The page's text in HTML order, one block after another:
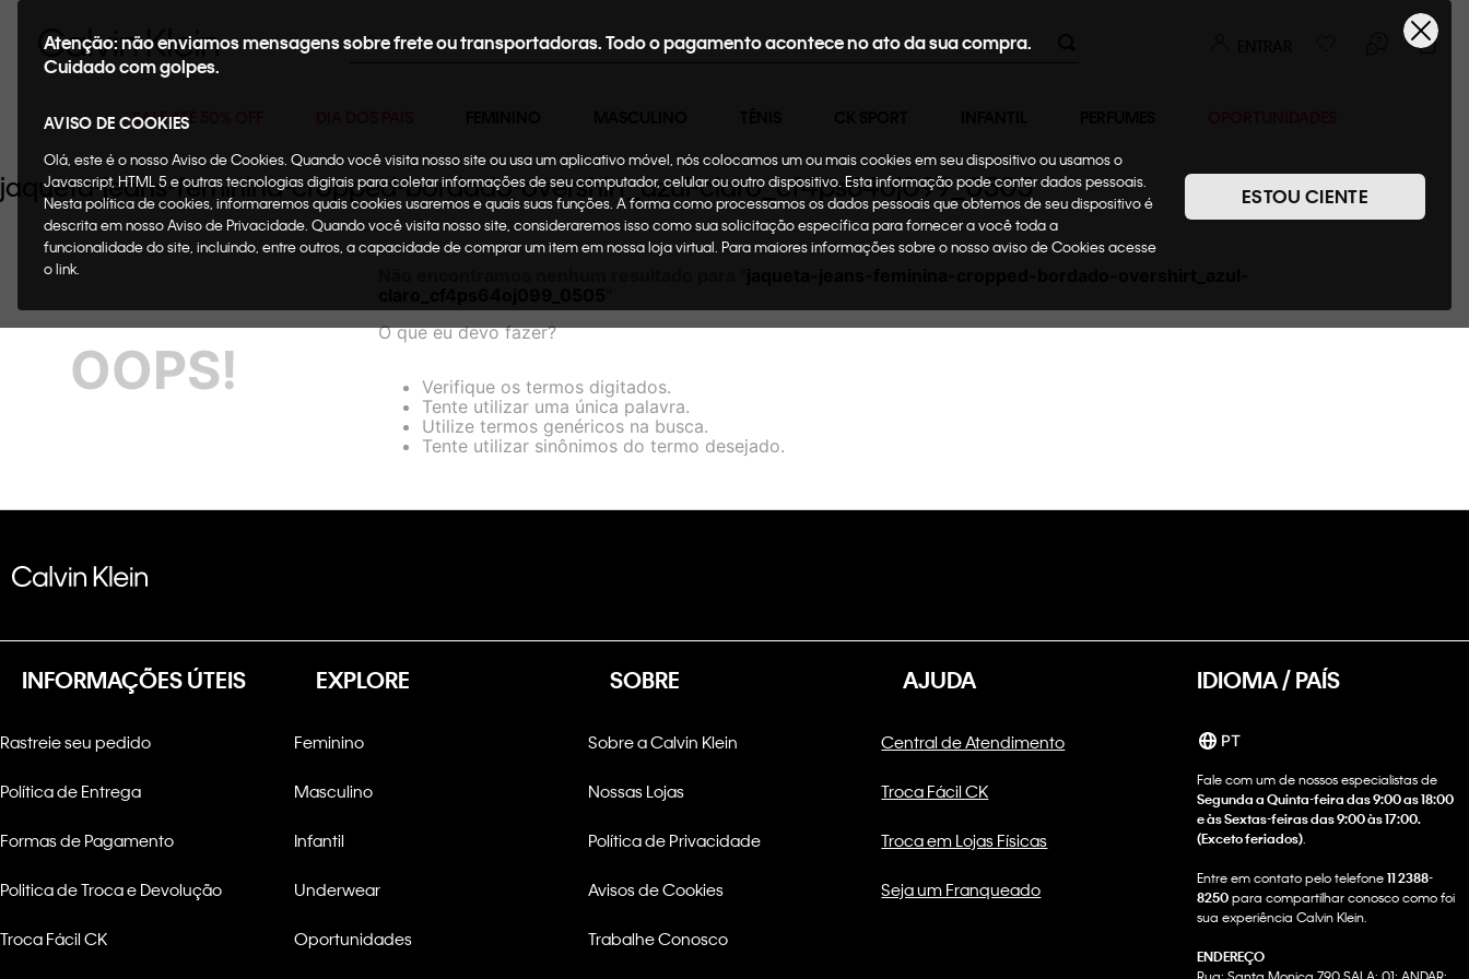
Buscar
SALE ATÉ 50% OFF
Atenção: não enviamos mensagens sobre frete ou transportadoras. Todo o pagamento acontece no ato da sua compra.
Cuidado com golpes.
AVISO DE COOKIES
Olá, este é o nosso Aviso de Cookies. Quando você visita nosso site ou usa um aplicativo móvel, nós colocamos um ou mais cookies em seu dispositivo ou usamos o
Javascript, HTML 5 e outras tecnologias digitais para coletar informações de seu computador, celular ou outro dispositivo. Esta informação pode conter dados pessoais.
Nesta política de cookies, informaremos quais cookies usaremos e quais suas funções. A forma como processamos os dados pessoais que obtemos de seu dispositivo é
descrita em nosso Aviso de Privacidade. Quando você visita nosso site, consideraremos isso como sua solicitação específica para fornecer a você toda a
funcionalidade do site, incluindo, entre outros, a capacidade de comprar um item em nossa loja virtual. Para maiores informações sobre o nosso aviso de Cookies acesse
o link.
ESTOU CIENTE
jaqueta-jeans-feminina-cropped-bordado-overshirt_azul-claro_cf4ps64oj099_0505
OOPS!
O que eu devo fazer?
Verifique os termos digitados.
Tente utilizar uma única palavra.
Utilize termos genéricos na busca.
Tente utilizar sinônimos do termo desejado.
INFORMAÇÕES ÚTEIS
Rastreie seu pedido
Política de Entrega
Formas de Pagamento
Politica de Troca e Devolução
Troca Fácil CK
EXPLORE
Feminino
Masculino
Infantil
Underwear
Oportunidades
SOBRE
Sobre a Calvin Klein
Nossas Lojas
Política de Privacidade
Avisos de Cookies
Trabalhe Conosco
AJUDA
Central de Atendimento
Troca Fácil CK
Troca em Lojas Físicas
Seja um Franqueado
IDIOMA / PAÍS
PT
Fale com um de nossos especialistas de
Segunda a Quinta-feira das 9:00 as 18:00
e às Sextas-feiras das 9:00 às 17:00.
(Exceto feriados)
Entre em contato pelo telefone11 2388-
8250para compartilhar conosco como foi
sua experiência Calvin Klein.
ENDEREÇO